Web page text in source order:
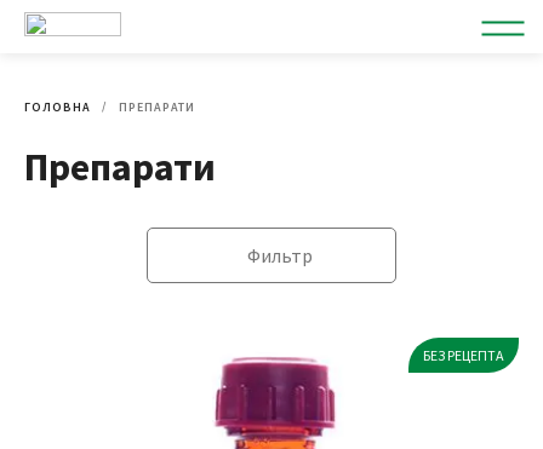
ГОЛОВНА ПРЕПАРАТИ
Препарати
Фильтр
БЕЗ РЕЦЕПТА